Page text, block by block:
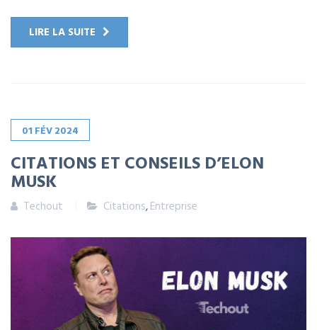
LIRE LA SUITE
01 FÉV2024
CITATIONS ET CONSEILS D’ELON
MUSK
Techout Citations,Entreprise